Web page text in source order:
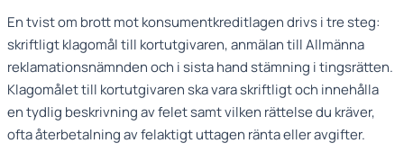
En tvist om brott mot konsumentkreditlagen drivs i tre steg:
skriftligt klagomål till kortutgivaren, anmälan till Allmänna
reklamationsnämnden och i sista hand stämning i tingsrätten.
Klagomålet till kortutgivaren ska vara skriftligt och innehålla
en tydlig beskrivning av felet samt vilken rättelse du kräver,
ofta återbetalning av felaktigt uttagen ränta eller avgifter.